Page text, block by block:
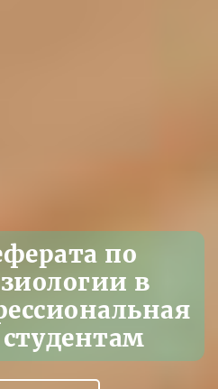
по
в